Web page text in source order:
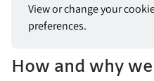
Trådlösa mikrofoner
DJ-Utrustning
Mixerbord
Skummaskiner
Utomhus
Dekoration
Gitarrförstärkare
Basförstärkare
Festpaket
Specialanpassade Eventpaket
View or change your
preferences.
How and why